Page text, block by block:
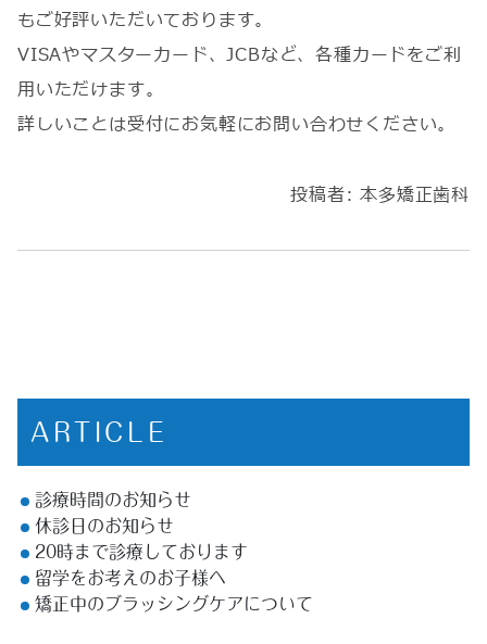
もご好評いただいております。
VISAやマスターカード、JCBなど、各種カードをご利
用いただけます。
詳しいことは受付にお気軽にお問い合わせください。
投稿者:本多矯正歯科
ARTICLE
診療時間のお知らせ
休診日のお知らせ
20時まで診療しております
留学をお考えのお子様へ
矯正中のブラッシングケアについて